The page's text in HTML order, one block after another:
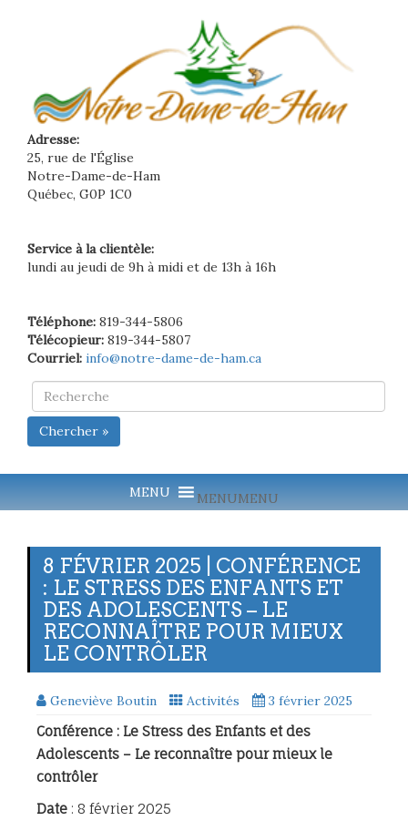
Adresse:
25, rue de l'Église
Notre-Dame-de-Ham
Québec, G0P 1C0
Service à la clientèle:
lundi au jeudi de 9h à midi et de 13h à 16h
Téléphone: 819-344-5806
Télécopieur: 819-344-5807
Courriel: info@notre-dame-de-ham.ca
Chercher »
MENUMENU
8 FÉVRIER 2025 | CONFÉRENCE
: LE STRESS DES ENFANTS ET
DES ADOLESCENTS – LE
RECONNAÎTRE POUR MIEUX
LE CONTRÔLER
Geneviève Boutin Activités 3 février 2025
Conférence : Le Stress des Enfants et des
Adolescents – Le reconnaître pour mieux le
contrôler
Date : 8 février 2025